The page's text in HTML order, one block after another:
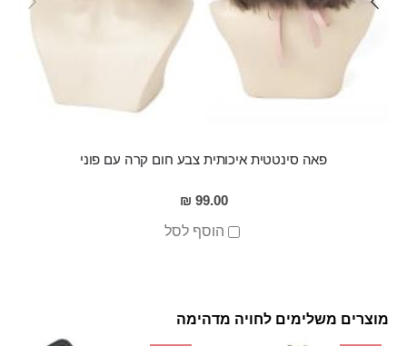
פאה סינטטית איכותית צבע חום קרה עם פוני
99.00 ₪
הוסף לסל
מוצרים משלימים לחויה מדהימה